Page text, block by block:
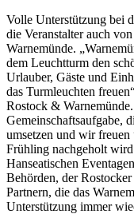
Volle Unterstützung bei
die Veranstalter auch
Warnemünde.
dem Leuchtturm den
Urlauber, Gäste und
das Turmleuchten
Rostock &
Gemeinschaftsaufgabe,
umsetzen und wir freuen
Frühling nachgeholt
Hanseatischen
Behörden, der
Partnern, die das
Unterstützung immer